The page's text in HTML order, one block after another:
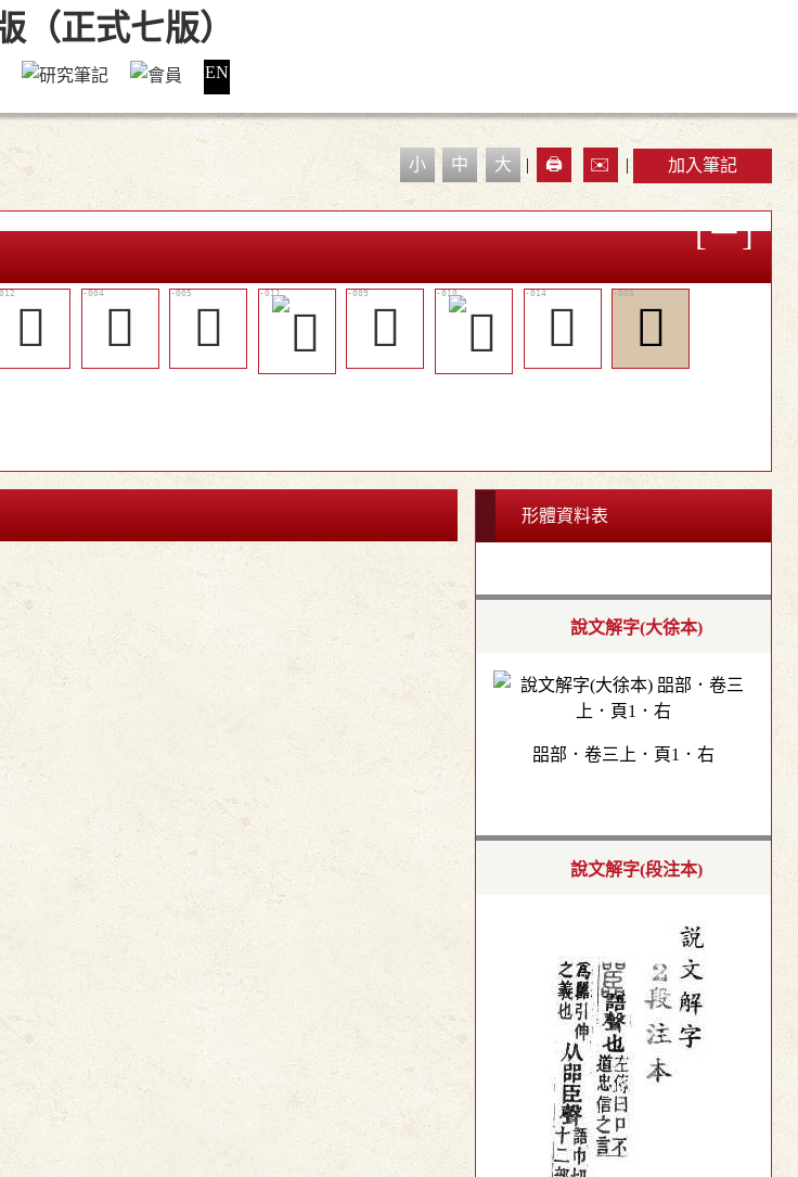
EN
小 中 大 | 🖨️ ✉️ | 加入筆記
󰲡 𡁬 𡂨 󷐫 󰹷
𡅚
形體資料表
說文解字(大徐本)
㗊部．卷三上．頁1．右
說文解字(段注本)